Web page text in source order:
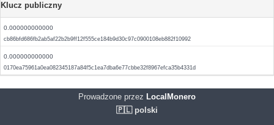
Klucz publiczny
0.000000000000
cb86bfd686fb2ab5af22b2b9ff12f555ce184b9d30c97c0900108eb882f10992
0.000000000000
0170ea75961a0ea082345187a84f5c1ea7dba6e77cbbe32f8967efca35b4331d
Prowadzone przez LocalMonero
🇵🇱 polski